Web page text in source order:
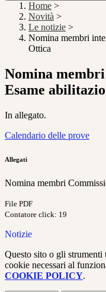
Home >
Novità >
Le notizie >
Nomina membri
Ottica
Nomina
Esame
In allegato.
Calendario delle prove
Allegati
Nomina membri
File PDF
Contatore click: 19
Notizie
Questo sito o gli
cookie necessari al
COOKIE POLICY.